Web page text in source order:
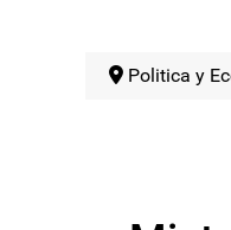
Politica y